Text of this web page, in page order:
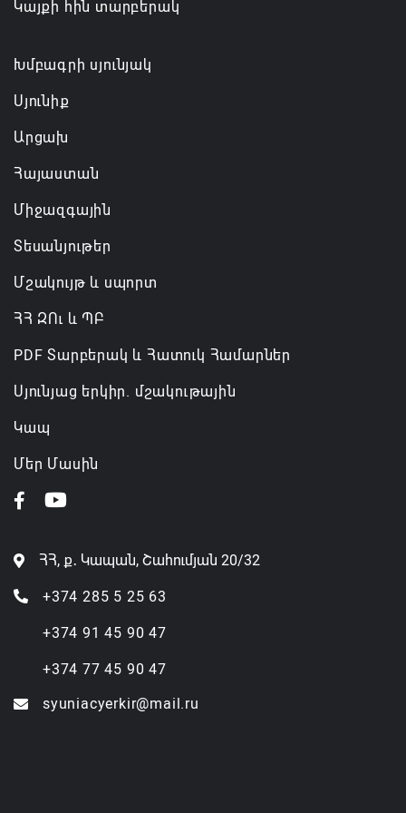
Կայքի հին տարբերակ
Խմբագրի սյունյակ
Սյունիք
Արցախ
Հայաստան
Միջազգային
Տեսանյութեր
Մշակույթ և սպորտ
ՀՀ ԶՈւ և ՊԲ
PDF Տարբերակ և Հատուկ Համարներ
Սյունյաց երկիր. մշակութային
Կապ
Մեր Մասին
ՀՀ, ք․ Կապան, Շահումյան 20/32
+374 285 5 25 63
+374 91 45 90 47
+374 77 45 90 47
syuniacyerkir@mail.ru